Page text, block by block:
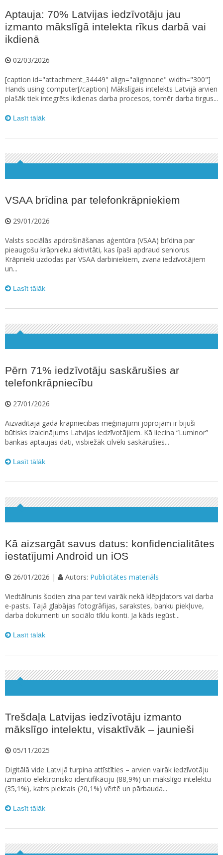
Aptauja: 70% Latvijas iedzīvotāju jau
izmanto mākslīgā intelekta rīkus darbā vai
ikdienā
02/03/2026
[caption id="attachment_34449" align="alignnone" width="300"]
Hands using computer[/caption] Mākslīgais intelekts Latvijā arvien
plašāk tiek integrēts ikdienas darba procesos, tomēr darba tirgus...
Lasīt tālāk
VSAA brīdina par telefonkrāpniekiem
29/01/2026
Valsts sociālās apdrošināšanas aģentūra (VSAA) brīdina par
pieaugošu krāpnieku aktivitāti, kas īpaši apdraud seniorus.
Krāpnieki uzdodas par VSAA darbiniekiem, zvana iedzīvotājiem
un...
Lasīt tālāk
Pērn 71% iedzīvotāju saskārušies ar
telefonkrāpniecību
27/01/2026
Aizvadītajā gadā krāpniecības mēģinājumi joprojām ir bijuši
būtisks izaicinājums Latvijas iedzīvotājiem. Kā liecina “Luminor”
bankas aptaujas dati, visbiežāk cilvēki saskārušies...
Lasīt tālāk
Kā aizsargāt savus datus: konfidencialitātes
iestatījumi Android un iOS
26/01/2026 | Autors: Publicitātes materiāls
Viedtālrunis šodien zina par tevi vairāk nekā klēpjdators vai darba
e-pasts. Tajā glabājas fotogrāfijas, sarakstes, banku piekļuve,
darba dokumenti un sociālo tīklu konti. Ja kāds iegūst...
Lasīt tālāk
Trešdaļa Latvijas iedzīvotāju izmanto
mākslīgo intelektu, visaktīvāk – jaunieši
05/11/2025
Digitālā vide Latvijā turpina attīstīties – arvien vairāk iedzīvotāju
izmanto elektronisko identifikāciju (88,9%) un mākslīgo intelektu
(35,1%), katrs piektais (20,1%) vērtē un pārbauda...
Lasīt tālāk